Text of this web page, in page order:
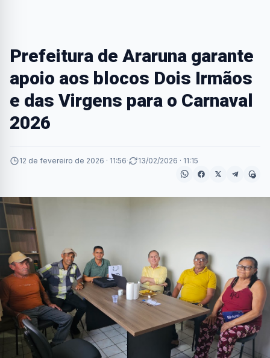
Prefeitura de Araruna garante
apoio aos blocos Dois Irmãos
e das Virgens para o Carnaval
2026
12 de fevereiro de 2026 · 11:56· 13/02/2026 · 11:15